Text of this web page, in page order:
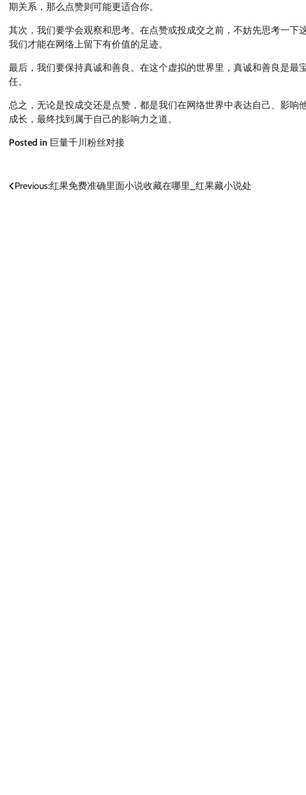
期关系，那么点赞则可能更适合你。
其次，我们要学会观察和思考。在点赞或投成交之前，不妨先思考一下
我们才能在网络上留下有价值的足迹。
最后，我们要保持真诚和善良。在这个虚拟的世界里，真诚和善良是
任。
总之，无论是投成交还是点赞，都是我们在网络世界中表达自己、影
成长，最终找到属于自己的影响力之道。
Posted in 巨量千川粉丝对接
文Previous:红果免费准确里面小说收藏在哪里_红果藏小说处